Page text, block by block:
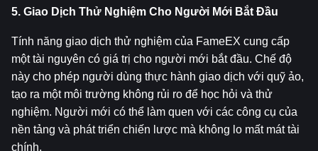
5. Giao Dịch Thử Nghiệm Cho Người Mới Bắt Đầu
Tính năng giao dịch thử nghiệm của FameEX cung cấp
một tài nguyên có giá trị cho người mới bắt đầu. Chế độ
này cho phép người dùng thực hành giao dịch với quỹ ảo,
tạo ra một môi trường không rủi ro để học hỏi và thử
nghiệm. Người mới có thể làm quen với các công cụ của
nền tảng và phát triển chiến lược mà không lo mất mát tài
chính.